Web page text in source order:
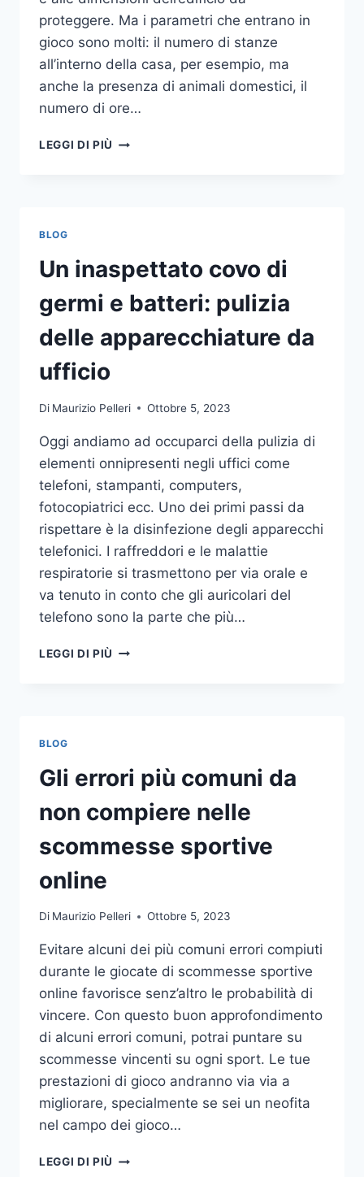
proteggere. Ma i parametri che entrano in
gioco sono molti: il numero di stanze
all’interno della casa, per esempio, ma
anche la presenza di animali domestici, il
numero di ore…
LEGGI DI PIÙ COME
BLOG
Un inaspettato covo di
germi e batteri: pulizia
delle apparecchiature da
ufficio
Di Maurizio Pelleri Ottobre 5, 2023
Oggi andiamo ad occuparci della pulizia di
elementi onnipresenti negli uffici come
telefoni, stampanti, computers,
fotocopiatrici ecc. Uno dei primi passi da
rispettare è la disinfezione degli apparecchi
telefonici. I raffreddori e le malattie
respiratorie si trasmettono per via orale e
va tenuto in conto che gli auricolari del
telefono sono la parte che più…
LEGGI DI PIÙ UN
PULIZIA
DELLE
APPARECCHIATURE
DA
BLOG
Gli errori più comuni da
non compiere nelle
scommesse sportive
online
Di Maurizio Pelleri Ottobre 5, 2023
Evitare alcuni dei più comuni errori compiuti
durante le giocate di scommesse sportive
online favorisce senz’altro le probabilità di
vincere. Con questo buon approfondimento
di alcuni errori comuni, potrai puntare su
scommesse vincenti su ogni sport. Le tue
prestazioni di gioco andranno via via a
migliorare, specialmente se sei un neofita
nel campo dei gioco…
LEGGI DI PIÙ GLI